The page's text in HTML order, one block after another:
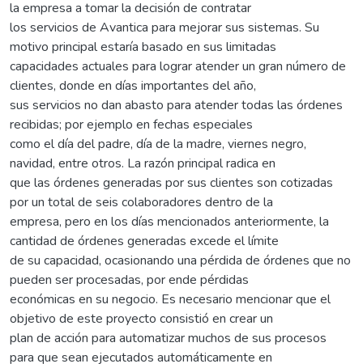
la empresa a tomar la decisión de contratar
los servicios de Avantica para mejorar sus sistemas. Su
motivo principal estaría basado en sus limitadas
capacidades actuales para lograr atender un gran número de
clientes, donde en días importantes del año,
sus servicios no dan abasto para atender todas las órdenes
recibidas; por ejemplo en fechas especiales
como el día del padre, día de la madre, viernes negro,
navidad, entre otros. La razón principal radica en
que las órdenes generadas por sus clientes son cotizadas
por un total de seis colaboradores dentro de la
empresa, pero en los días mencionados anteriormente, la
cantidad de órdenes generadas excede el límite
de su capacidad, ocasionando una pérdida de órdenes que no
pueden ser procesadas, por ende pérdidas
económicas en su negocio. Es necesario mencionar que el
objetivo de este proyecto consistió en crear un
plan de acción para automatizar muchos de sus procesos
para que sean ejecutados automáticamente en